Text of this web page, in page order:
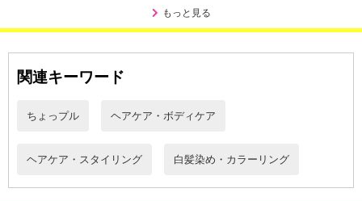
また、[新たな加工食品の原料原産地表示制度]の経過措置期間の終
あらかじめご了承いただいた上でお申込みください。なお、本理由
※送料はお試し費用に含まれております。
クまとめて支払い、楽天ペイ、メルペイ、AEON Pay、Amazon Pa
もっと見る
関連キーワード
ちょっプル ヘアケア・ボディケア
ヘアケア・スタイリング 白髪染め・カラーリング